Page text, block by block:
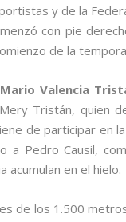
y de la
con pie
de la
Mario Valencia
Tristán, quien
de participar en
Pedro Causil,
en el hielo.
de los 1.500